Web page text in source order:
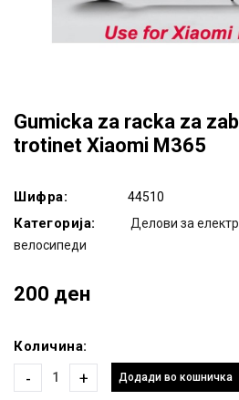
Gumicka za racka za
trotinet Xiaomi M365
Шифра: 44510
Категорија:
Делови за
велосипеди
200 ден
Количина:
- + Додади во кошничка